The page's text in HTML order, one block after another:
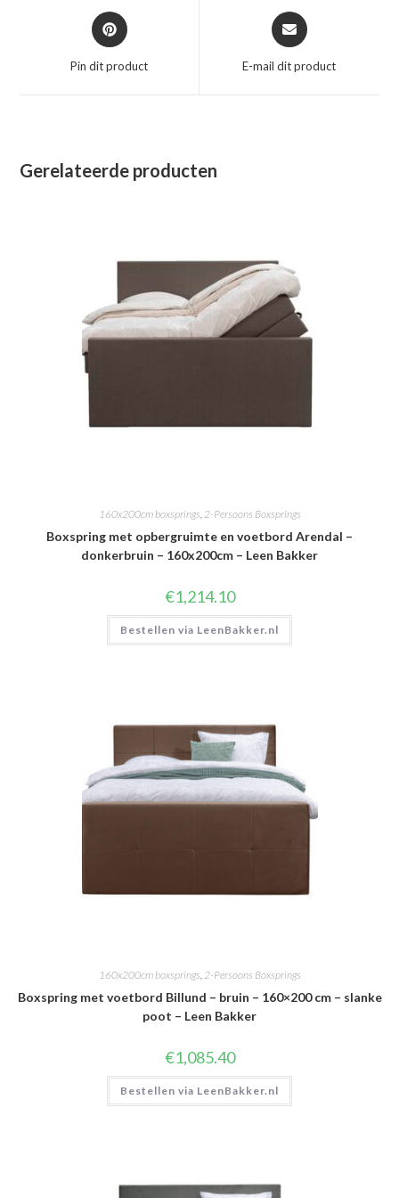
Opent
in
nieuw
Pin dit product
Opent
in
nieuw
E-mail dit product
Gerelateerde producten
160x200cm boxsprings,2-Persoons Boxsprings
Boxspring met opbergruimte en voetbord Arendal –
donkerbruin – 160x200cm – Leen Bakker
€1,214.10
Bestellen via LeenBakker.nl
160x200cm boxsprings 2-Persoons Boxsprings
Boxspring met voetbord Billund – bruin – 160×200 cm – slanke
poot – Leen Bakker
€1,085.40
Bestellen via LeenBakker.nl